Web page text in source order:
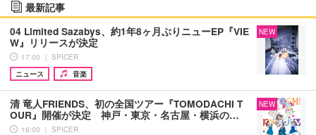
最新記事
04 Limited Sazabys、約1年8ヶ月ぶりニューEP『VIE
W』リリースが決定
17:00 ｜ SPICER
ニュース
音楽
NEW
清 竜人FRIENDS、初の全国ツアー『TOMODACHI T
OUR』開催が決定 神戸・東京・名古屋・横浜の…
16:00 ｜ SPICER
NEW